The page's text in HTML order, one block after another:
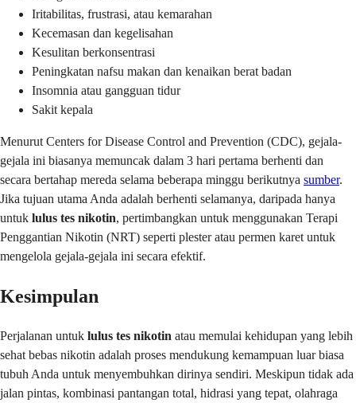
Iritabilitas, frustrasi, atau kemarahan
Kecemasan dan kegelisahan
Kesulitan berkonsentrasi
Peningkatan nafsu makan dan kenaikan berat badan
Insomnia atau gangguan tidur
Sakit kepala
Menurut Centers for Disease Control and Prevention (CDC), gejala-
gejala ini biasanya memuncak dalam 3 hari pertama berhenti dan
secara bertahap mereda selama beberapa minggu berikutnya sumber.
Jika tujuan utama Anda adalah berhenti selamanya, daripada hanya
untuk lulus tes nikotin, pertimbangkan untuk menggunakan Terapi
Penggantian Nikotin (NRT) seperti plester atau permen karet untuk
mengelola gejala-gejala ini secara efektif.
Kesimpulan
Perjalanan untuk lulus tes nikotin atau memulai kehidupan yang lebih
sehat bebas nikotin adalah proses mendukung kemampuan luar biasa
tubuh Anda untuk menyembuhkan dirinya sendiri. Meskipun tidak ada
jalan pintas, kombinasi pantangan total, hidrasi yang tepat, olahraga